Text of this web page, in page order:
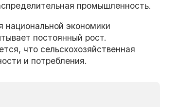
промышленность.
национальной экономики
постоянный рост.
что сельскохозяйственная
и потребления.